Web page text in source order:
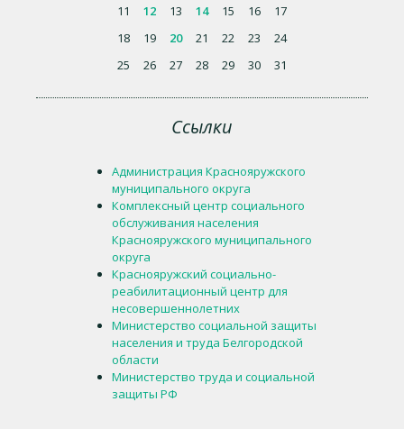
11 12 13 14 15 16
17
18
19 20 21 22 23
24
25
26 27 28 29 30 31
Ссылки
Администрация Краснояружского
муниципального округа
Комплексный центр социального
обслуживания населения
Краснояружского муниципального
округа
Краснояружский социально-
реабилитационный центр для
несовершеннолетних
Министерство социальной защиты
населения и труда Белгородской
области
Министерство труда и социальной
защиты РФ